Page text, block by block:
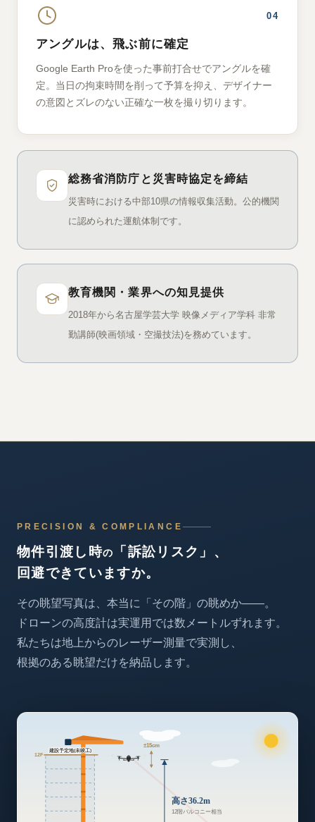
04
アングルは、飛ぶ前に確定
Google Earth Proを使った事前打合せでアングルを確
定。当日の拘束時間を削って予算を抑え、デザイナー
の意図とズレのない正確な一枚を撮り切ります。
総務省消防庁と災害時協定を締結
災害時における中部10県の情報収集活動。公的機関
に認められた運航体制です。
教育機関・業界への知見提供
2018年から名古屋学芸大学 映像メディア学科 非常
勤講師(映画領域・空撮技法)を務めています。
PRECISION & COMPLIANCE
物件引渡し時の
「訴訟リスク」、
回避できていますか。
その眺望写真は、 本当に「その階」の眺めか——。
ドローンの高度計は実運用では数メートルずれます。
私たちは地上からのレーザー測量で実測し、
根拠のある眺望だけを納品します。
12F
建設予定地(未竣工)
高さ36.2m
12階バルコニー相当
±15cm